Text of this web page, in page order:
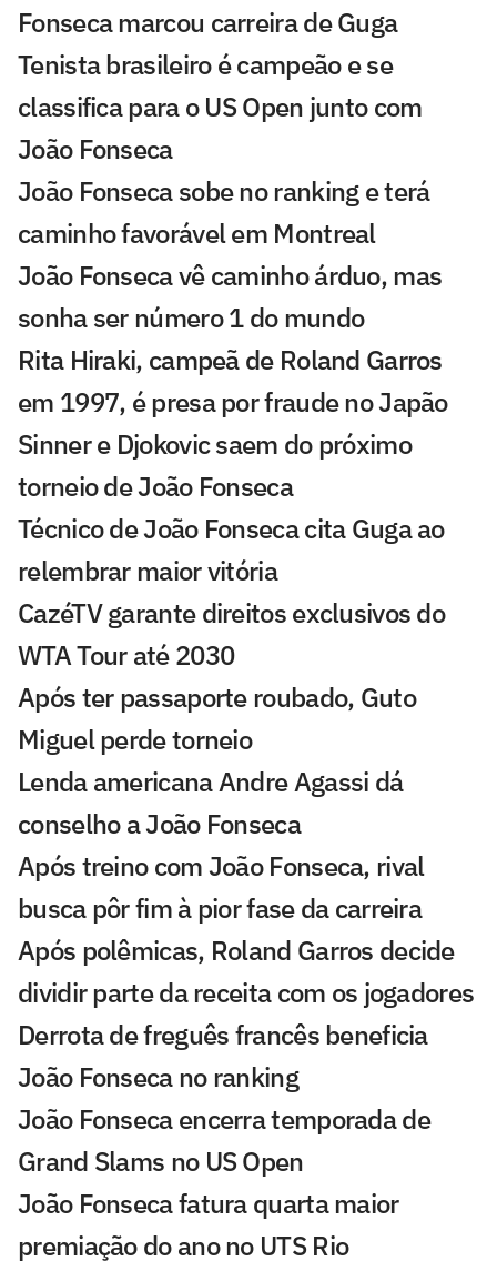
Fonseca marcou carreira de Guga
Tenista brasileiro é campeão e se
classifica para o US Open junto com
João Fonseca
João Fonseca sobe no ranking e terá
caminho favorável em Montreal
João Fonseca vê caminho árduo, mas
sonha ser número 1 do mundo
Rita Hiraki, campeã de Roland Garros
em 1997, é presa por fraude no Japão
Sinner e Djokovic saem do próximo
torneio de João Fonseca
Técnico de João Fonseca cita Guga ao
relembrar maior vitória
CazéTV garante direitos exclusivos do
WTA Tour até 2030
Após ter passaporte roubado, Guto
Miguel perde torneio
Lenda americana Andre Agassi dá
conselho a João Fonseca
Após treino com João Fonseca, rival
busca pôr fim à pior fase da carreira
Após polêmicas, Roland Garros decide
dividir parte da receita com os jogadores
Derrota de freguês francês beneficia
João Fonseca no ranking
João Fonseca encerra temporada de
Grand Slams no US Open
João Fonseca fatura quarta maior
premiação do ano no UTS Rio